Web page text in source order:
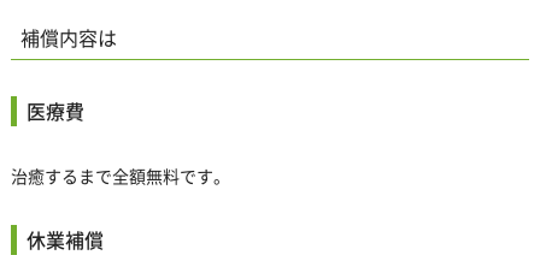
補償内容は
医療費
治癒するまで全額無料です。
休業補償